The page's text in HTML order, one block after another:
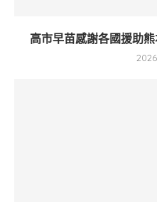
高市早苗感謝各國援助